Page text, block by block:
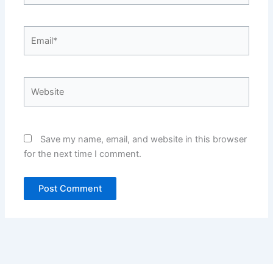
Save my name, email, and website in this browser
for the next time I comment.